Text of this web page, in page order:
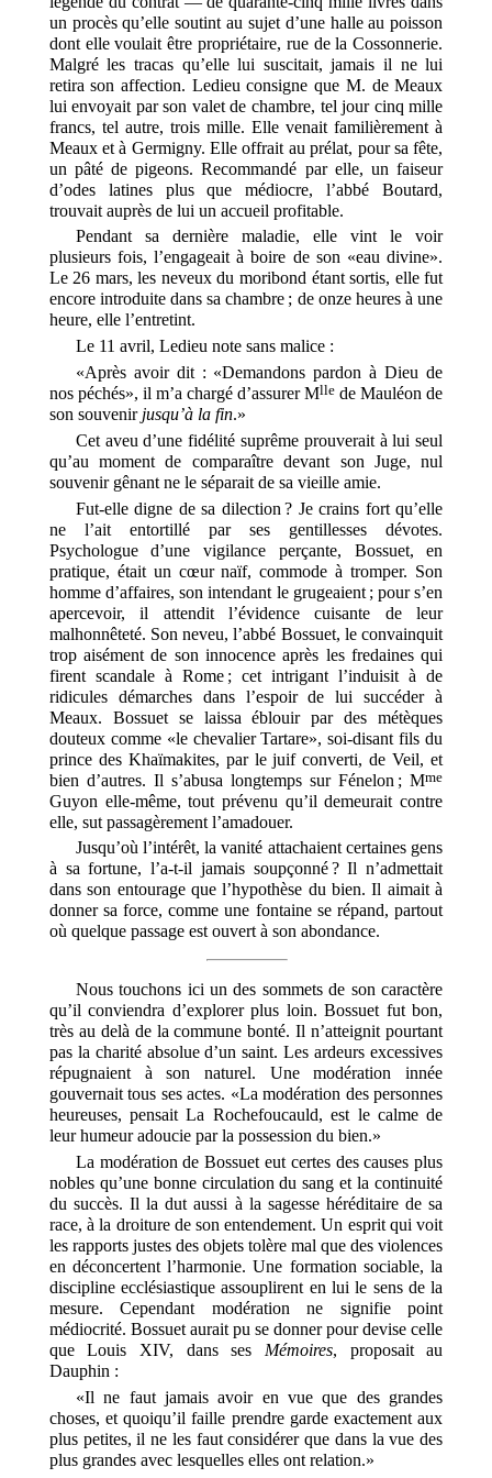
un procès qu’elle soutint au sujet d’une halle au poisson
dont elle voulait être propriétaire, rue de la Cossonnerie.
Malgré les tracas qu’elle lui suscitait, jamais il ne lui
retira son affection. Ledieu consigne que M. de Meaux
lui envoyait par son valet de chambre, tel jour cinq mille
francs, tel autre, trois mille. Elle venait familièrement à
Meaux et à Germigny. Elle offrait au prélat, pour sa fête,
un pâté de pigeons. Recommandé par elle, un faiseur
d’odes latines plus que médiocre, l’abbé Boutard,
trouvait auprès de lui un accueil profitable.
Pendant sa dernière maladie, elle vint le voir
plusieurs fois, l’engageait à boire de son «eau divine».
Le 26 mars, les neveux du moribond étant sortis, elle fut
encore introduite dans sa chambre ; de onze heures à une
heure, elle l’entretint.
Le 11 avril, Ledieu note sans malice :
«Après avoir dit : «Demandons pardon à Dieu de
nos péchés», il m’a chargé d’assurer Mlle de Mauléon de
son souvenir jusqu’à la fin.»
Cet aveu d’une fidélité suprême prouverait à lui seul
qu’au moment de comparaître devant son Juge, nul
souvenir gênant ne le séparait de sa vieille amie.
Fut-elle digne de sa dilection ? Je crains fort qu’elle
ne l’ait entortillé par ses gentillesses dévotes.
Psychologue d’une vigilance perçante, Bossuet, en
pratique, était un cœur naïf, commode à tromper. Son
homme d’affaires, son intendant le grugeaient ; pour s’en
apercevoir, il attendit l’évidence cuisante de leur
malhonnêteté. Son neveu, l’abbé Bossuet, le convainquit
trop aisément de son innocence après les fredaines qui
firent scandale à Rome ; cet intrigant l’induisit à de
ridicules démarches dans l’espoir de lui succéder à
Meaux. Bossuet se laissa éblouir par des métèques
douteux comme «le chevalier Tartare», soi-disant fils du
prince des Khaïmakites, par le juif converti, de Veil, et
bien d’autres. Il s’abusa longtemps sur Fénelon ; Mme
Guyon elle-même, tout prévenu qu’il demeurait contre
elle, sut passagèrement l’amadouer.
Jusqu’où l’intérêt, la vanité attachaient certaines gens
à sa fortune, l’a-t-il jamais soupçonné ? Il n’admettait
dans son entourage que l’hypothèse du bien. Il aimait à
donner sa force, comme une fontaine se répand, partout
où quelque passage est ouvert à son abondance.
Nous touchons ici un des sommets de son caractère
qu’il conviendra d’explorer plus loin. Bossuet fut bon,
très au delà de la commune bonté. Il n’atteignit pourtant
pas la charité absolue d’un saint. Les ardeurs excessives
répugnaient à son naturel. Une modération innée
gouvernait tous ses actes. «La modération des personnes
heureuses, pensait La Rochefoucauld, est le calme de
leur humeur adoucie par la possession du bien.»
La modération de Bossuet eut certes des causes plus
nobles qu’une bonne circulation du sang et la continuité
du succès. Il la dut aussi à la sagesse héréditaire de sa
race, à la droiture de son entendement. Un esprit qui voit
les rapports justes des objets tolère mal que des violences
en déconcertent l’harmonie. Une formation sociable, la
discipline ecclésiastique assouplirent en lui le sens de la
mesure. Cependant modération ne signifie point
médiocrité. Bossuet aurait pu se donner pour devise celle
que Louis XIV, dans ses Mémoires, proposait au
Dauphin :
«Il ne faut jamais avoir en vue que des grandes
choses, et quoiqu’il faille prendre garde exactement aux
plus petites, il ne les faut considérer que dans la vue des
plus grandes avec lesquelles elles ont relation.»